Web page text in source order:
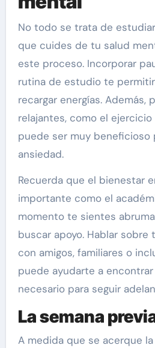
No todo se trata de
que cuides de tu salud
este proceso. Incorporar
rutina de estudio te
recargar energías. Además,
relajantes, como el
puede ser muy beneficioso
ansiedad.
Recuerda que el bienestar
importante como el
momento te sientes
buscar apoyo. Hablar
con amigos, familiares o
puede ayudarte a
necesario para seguir
La semana
A medida que se acerque